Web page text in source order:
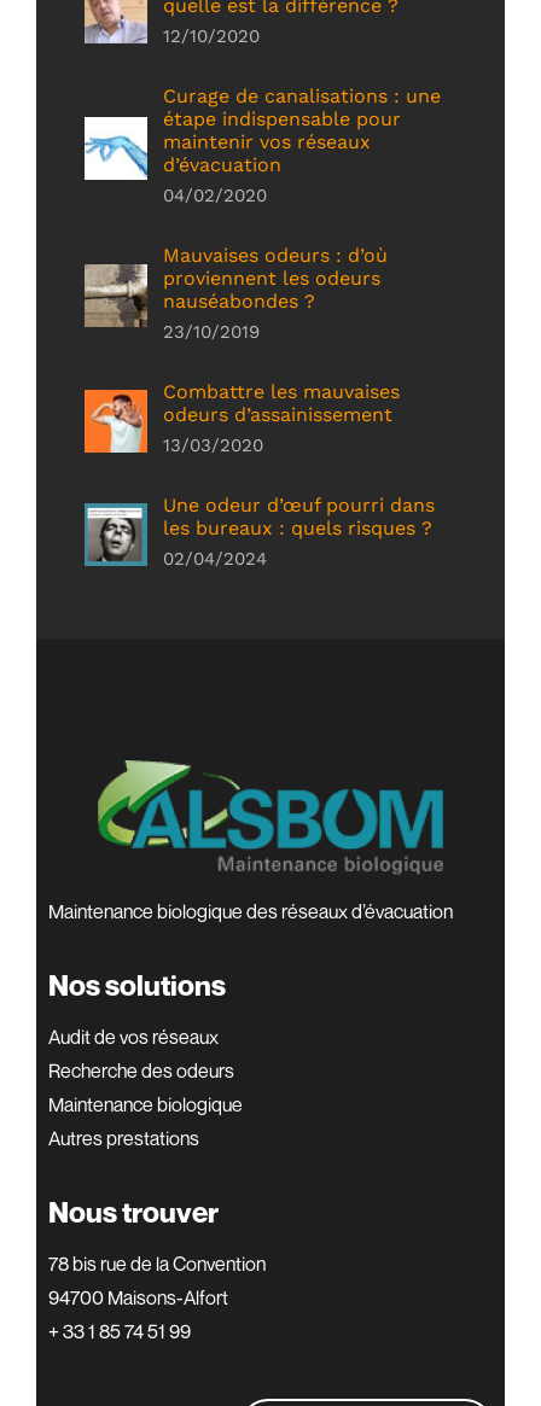
quelle est la différence ?
12/10/2020
Curage de canalisations : une
étape indispensable pour
maintenir vos réseaux
d’évacuation
04/02/2020
Mauvaises odeurs : d’où
proviennent les odeurs
nauséabondes ?
23/10/2019
Combattre les mauvaises
odeurs d’assainissement
13/03/2020
Une odeur d’œuf pourri dans
les bureaux : quels risques ?
02/04/2024
Maintenance biologique des réseaux d’évacuation
Nos solutions
Audit de vos réseaux
Recherche des odeurs
Maintenance biologique
Autres prestations
Nous trouver
78 bis rue de la Convention
94700 Maisons-Alfort
+ 33 1 85 74 51 99